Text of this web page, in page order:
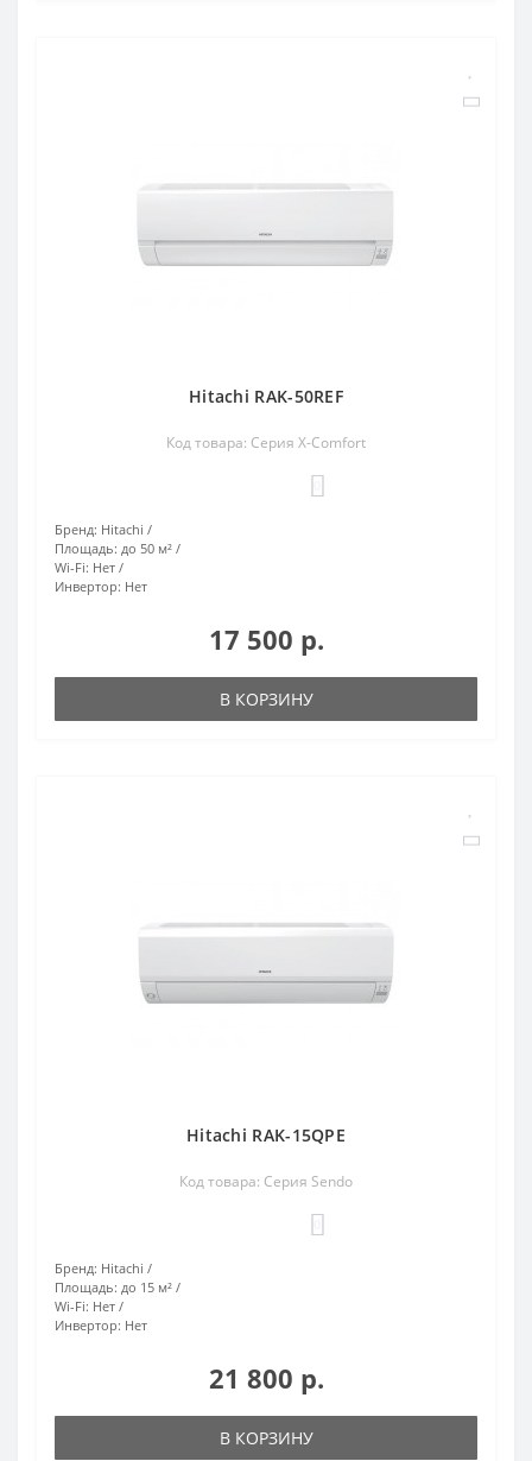
Hitachi RAK-50REF
Код товара: Серия X-Comfort
Бренд: Hitachi
Площадь: до 50 м²
Wi-Fi: Нет
Инвертор: Нет
17 500 р.
В КОРЗИНУ
Hitachi RAK-15QPE
Код товара: Серия Sendo
Бренд: Hitachi
Площадь: до 15 м²
Wi-Fi: Нет
Инвертор: Нет
21 800 р.
В КОРЗИНУ